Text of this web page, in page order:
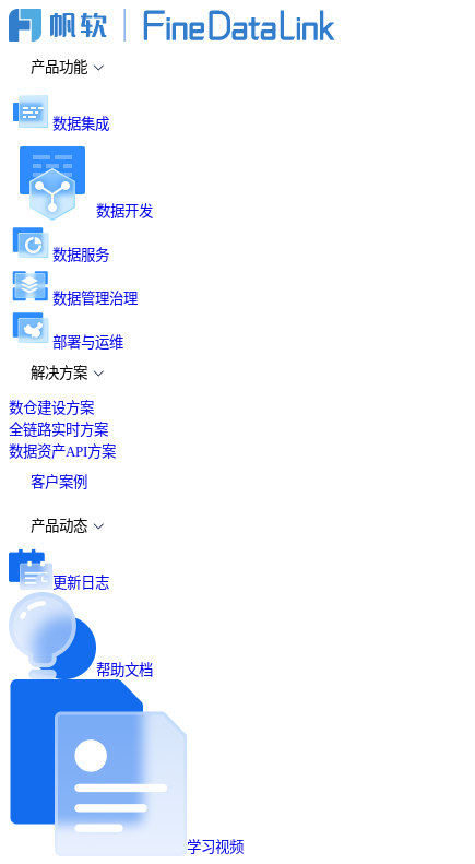
产品功能
数据集成
数据开发
数据服务
数据管理治理
部署与运维
解决方案
数仓建设方案
全链路实时方案
数据资产API方案
客户案例
产品动态
更新日志
帮助文档
学习视频